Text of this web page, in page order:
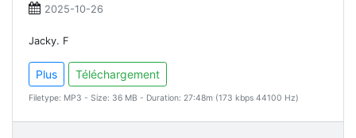
2025-10-26
Jacky. F
Plus Téléchargement
Filetype: MP3 - Size: 36 MB - Duration: 27:48m (173 kbps 44100 Hz)